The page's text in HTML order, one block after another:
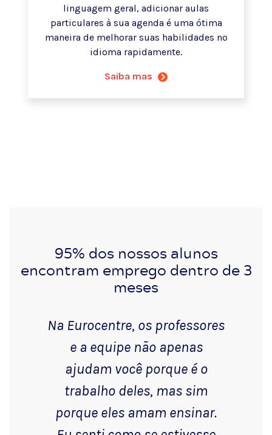
linguagem geral, adicionar aulas
particulares à sua agenda é uma ótima
maneira de melhorar suas habilidades no
idioma rapidamente.
Saiba mas
95% dos nossos alunos
encontram emprego dentro de 3
meses
Na Eurocentre, os professores
e a equipe não apenas
ajudam você porque é o
trabalho deles, mas sim
porque eles amam ensinar.